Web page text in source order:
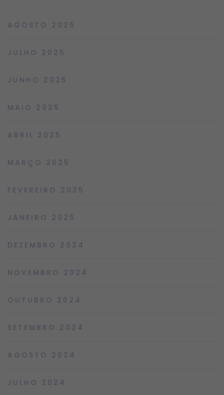
AGOSTO 2025
JULHO 2025
JUNHO 2025
MAIO 2025
ABRIL 2025
MARÇO 2025
FEVEREIRO 2025
JANEIRO 2025
DEZEMBRO 2024
NOVEMBRO 2024
OUTUBRO 2024
SETEMBRO 2024
AGOSTO 2024
JULHO 2024